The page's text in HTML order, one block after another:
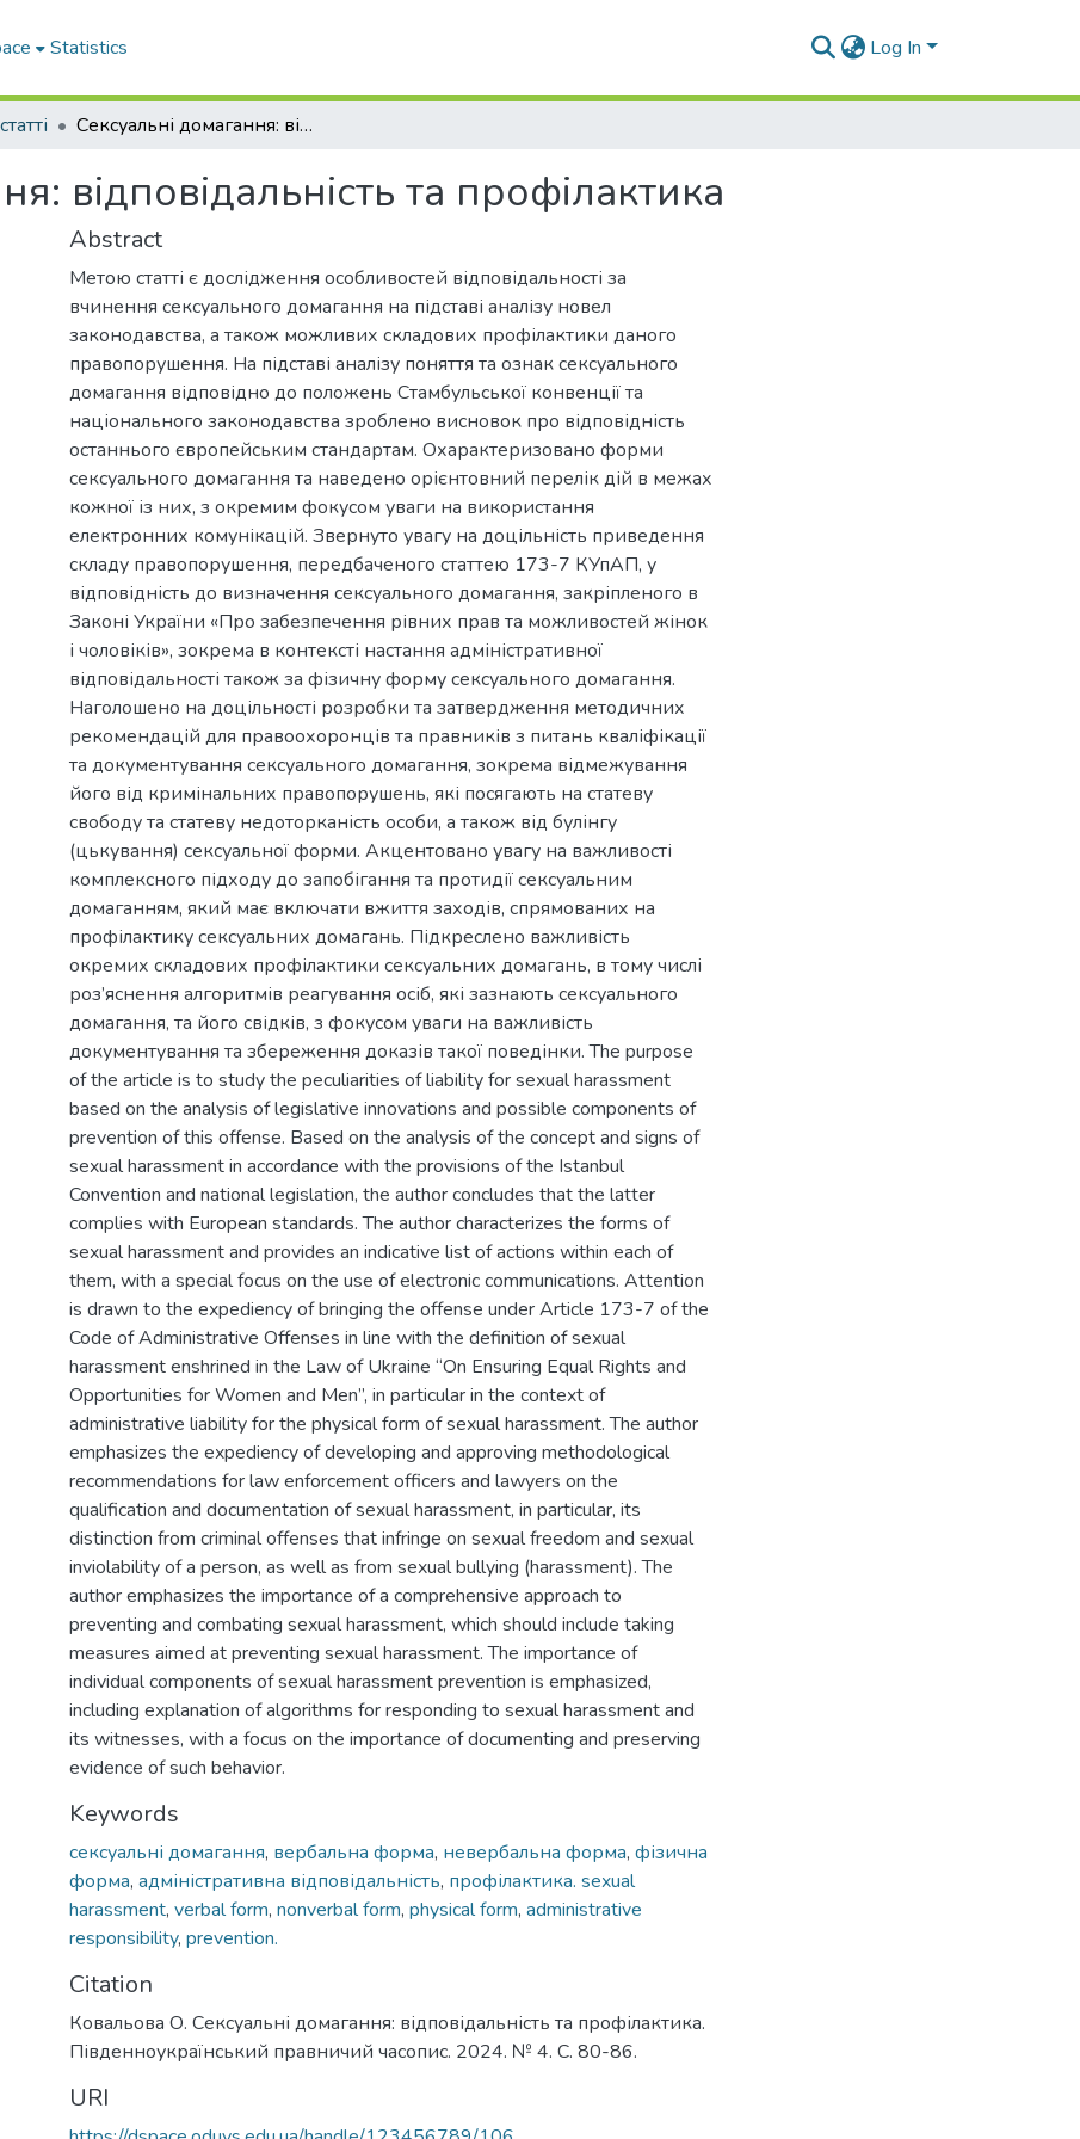
Statistics Log In
Сексуальні домагання: відповідальність та профілактика
відповідальність та профілактика
Abstract
Метою статті є дослідження особливостей відповідальності за
вчинення сексуального домагання на підставі аналізу новел
законодавства, а також можливих складових профілактики даного
правопорушення. На підставі аналізу поняття та ознак сексуального
домагання відповідно до положень Стамбульської конвенції та
національного законодавства зроблено висновок про відповідність
останнього європейським стандартам. Охарактеризовано форми
сексуального домагання та наведено орієнтовний перелік дій в межах
кожної із них, з окремим фокусом уваги на використання
електронних комунікацій. Звернуто увагу на доцільність приведення
складу правопорушення, передбаченого статтею 173-7 КУпАП, у
відповідність до визначення сексуального домагання, закріпленого в
Законі України «Про забезпечення рівних прав та можливостей жінок
і чоловіків», зокрема в контексті настання адміністративної
відповідальності також за фізичну форму сексуального домагання.
Наголошено на доцільності розробки та затвердження методичних
рекомендацій для правоохоронців та правників з питань кваліфікації
та документування сексуального домагання, зокрема відмежування
його від кримінальних правопорушень, які посягають на статеву
свободу та статеву недоторканість особи, а також від булінгу
(цькування) сексуальної форми. Акцентовано увагу на важливості
комплексного підходу до запобігання та протидії сексуальним
домаганням, який має включати вжиття заходів, спрямованих на
профілактику сексуальних домагань. Підкреслено важливість
окремих складових профілактики сексуальних домагань, в тому числі
роз’яснення алгоритмів реагування осіб, які зазнають сексуального
домагання, та його свідків, з фокусом уваги на важливість
документування та збереження доказів такої поведінки. The purpose
of the article is to study the peculiarities of liability for sexual harassment
based on the analysis of legislative innovations and possible components of
prevention of this offense. Based on the analysis of the concept and signs of
sexual harassment in accordance with the provisions of the Istanbul
Convention and national legislation, the author concludes that the latter
complies with European standards. The author characterizes the forms of
sexual harassment and provides an indicative list of actions within each of
them, with a special focus on the use of electronic communications. Attention
is drawn to the expediency of bringing the offense under Article 173-7 of the
Code of Administrative Offenses in line with the definition of sexual
harassment enshrined in the Law of Ukraine “On Ensuring Equal Rights and
Opportunities for Women and Men”, in particular in the context of
administrative liability for the physical form of sexual harassment. The author
emphasizes the expediency of developing and approving methodological
recommendations for law enforcement officers and lawyers on the
qualification and documentation of sexual harassment, in particular, its
distinction from criminal offenses that infringe on sexual freedom and sexual
inviolability of a person, as well as from sexual bullying (harassment). The
author emphasizes the importance of a comprehensive approach to
preventing and combating sexual harassment, which should include taking
measures aimed at preventing sexual harassment. The importance of
individual components of sexual harassment prevention is emphasized,
including explanation of algorithms for responding to sexual harassment and
its witnesses, with a focus on the importance of documenting and preserving
evidence of such behavior.
Keywords
сексуальні домагання, вербальна форма, невербальна форма, фізична
форма, адміністративна відповідальність, профілактика. sexual
harassment, verbal form, nonverbal form, physical form, administrative
responsibility, prevention.
Citation
Ковальова О. Сексуальні домагання: відповідальність та профілактика.
Південноукраїнський правничий часопис. 2024. № 4. С. 80-86.
URI